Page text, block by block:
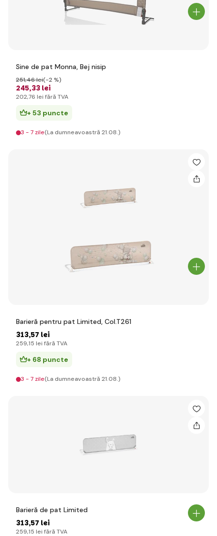
Sine de pat Monna, Bej nisip
245,33 lei
251,46 lei(-2 %)
202,76 lei fără TVA
+ 53 puncte
3 - 7 zile(La dumneavoastră 21.08.)
Barieră pentru pat Limited, Col.T261
313,57 lei
259,15 lei fără TVA
+ 68 puncte
3 - 7 zile(La dumneavoastră 21.08.)
Barieră de pat Limited
313,57 lei
259,15 lei fără TVA